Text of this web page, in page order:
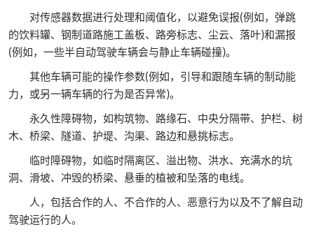
对传感器数据进行处理和阈值化，以避免误报(例如，弹跳
的饮料罐、钢制道路施工盖板、路旁标志、尘云、落叶)和漏报
(例如，一些半自动驾驶车辆会与静止车辆碰撞)。
其他车辆可能的操作参数(例如，引导和跟随车辆的制动能
力，或另一辆车辆的行为是否异常)。
永久性障碍物，如构筑物、路缘石、中央分隔带、护栏、树
木、桥梁、隧道、护堤、沟渠、路边和悬挑标志。
临时障碍物，如临时隔离区、溢出物、洪水、充满水的坑
洞、滑坡、冲毁的桥梁、悬垂的植被和坠落的电线。
人，包括合作的人、不合作的人、恶意行为以及不了解自动
驾驶运行的人。